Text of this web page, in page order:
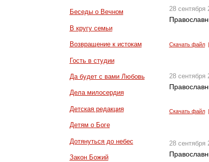
Беседы о Вечном
В кругу семьи
Возвращение к истокам
Гость в студии
Да будет с вами Любовь
Дела милосердия
Детская редакция
Детям о Боге
Дотянуться до небес
Закон Божий
28 сентября
Скачать файл|
28 сентября
Скачать файл|
28 сентября